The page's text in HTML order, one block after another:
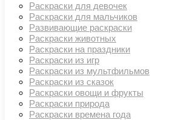
Раскраски для девочек
Раскраски для мальчиков
Развивающие раскраски
Раскраски животных
Раскраски на праздники
Раскраски из игр
Раскраски из мультфильмов
Раскраски из сказок
Раскраски овощи и фрукты
Раскраски природа
Раскраски времена года